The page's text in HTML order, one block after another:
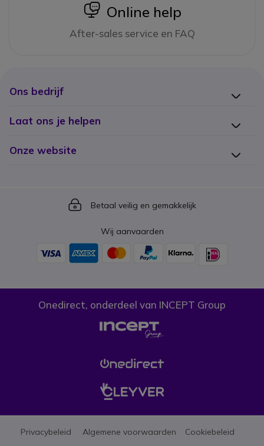
icon
Online help
After-sales service en FAQ
Ons bedrijf
Laat ons je helpen
Onze website
Icon
Betaal veilig en gemakkelijk
Wij aanvaarden
Onedirect, onderdeel van INCEPT Group
Privacybeleid Algemene voorwaarden Cookiebeleid